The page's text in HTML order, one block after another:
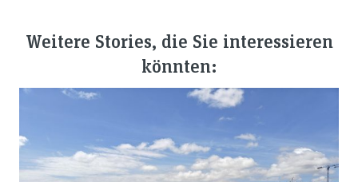
Weitere Stories, die Sie interessieren
könnten: